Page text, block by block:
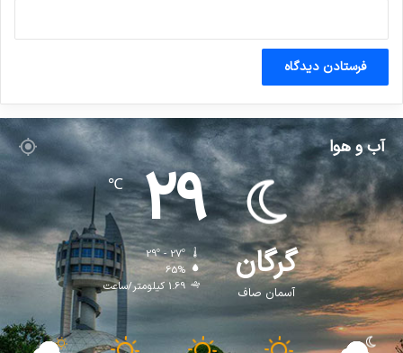
آب و هوا
گرگان
آسمان صاف
29
℃
29º - 27º
65%
1.69 کیلومتر/ساعت